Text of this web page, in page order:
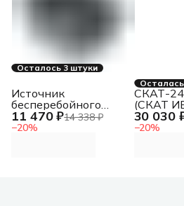
Осталось 3 штуки
11 470 ₽14 338 ₽
−20%
Источник
бесперебойного
питания Связь
инжиниринг ИБП
30 030
−20%
СКАТ-
(СКАТ
24В 6А и